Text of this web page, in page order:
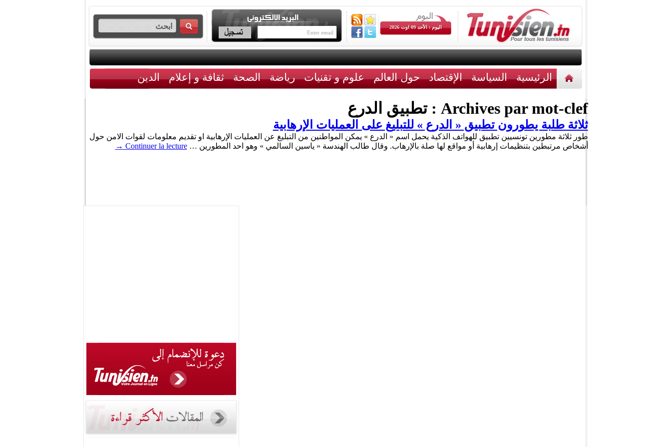
اليوم : الأحد 09 اوت 2026
الرئيسية السياسة الإقتصاد حول العالم علوم و تقنيات رياضة الصحة ثقافة و إعلام الدين
أخبار مختلفة
Archives par mot-clef : تطبيق الدرع
ثلاثة طلبة يطورون تطبيق « الدرع » للتبليغ على العمليات الإرهابية
طور ثلاثة مطورين تونسيين تطبيق للهواتف الذكية يحمل اسم « الدرع » يمكن المواطنين من التبليغ عن العمليات الإرهابية او تقديم معلومات لقوات الامن حول
أشخاص مرتبطين بتنظيمات إرهابية أو مواقع لها صلة بالإرهاب. وقال طالب الهندسة « ياسين السالمي » وهو احد المطورين …Continuer la lecture
→